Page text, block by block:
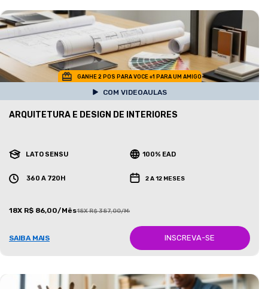
GANHE 2 POS PARA VOCE +1 PARA UM AMIGO
COM VIDEOAULAS
ARQUITETURA E DESIGN DE INTERIORES
LATO SENSU 100% EAD
360 A 720H 2 A 12 MESES
18X R$ 86,00/Mês18X R$ 387,00/Mês
SAIBA MAIS INSCREVA-SE